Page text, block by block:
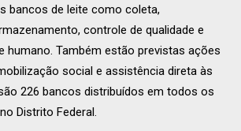
bancos de leite como coleta,
controle de qualidade e
humano. Também estão previstas ações
social e assistência direta às
226 bancos distribuídos em todos os
Distrito Federal.